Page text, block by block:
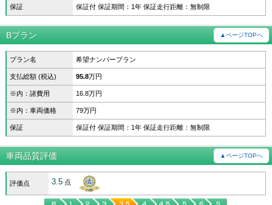
保証 保証付 保証期間：1年 保証走行距離：無制限
Bプラン ▲ページTOPへ
プラン名 希望ナンバープラン
支払総額 (税込) 95.8万円
※内：諸費用 16.8万円
※内：車両価格 79万円
保証 保証付 保証期間：1年 保証走行距離：無制限
車両品質評価 ▲ページTOPへ
評価点 3.5 点